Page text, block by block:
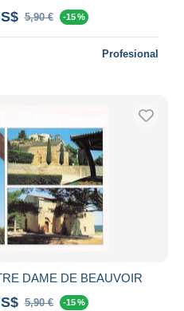
5,90 € -15 %
Profesional
DAME DE BEAUVOIR
5,90 € -15 %